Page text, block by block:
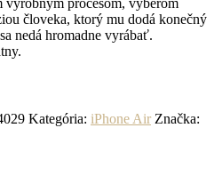
človeka, ktorý mu dodá konečný
nedá hromadne vyrábať.
Kategória: iPhone Air Značka: